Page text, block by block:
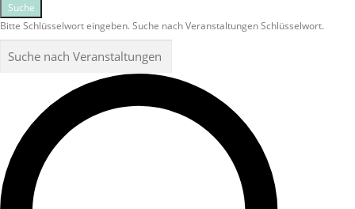
Suche
Bitte Schlüsselwort eingeben. Suche nach Veranstaltungen Schlüsselwort.